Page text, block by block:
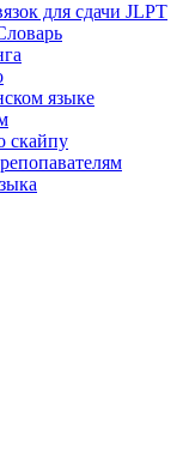
для сдачи JLPT
языке
скайпу